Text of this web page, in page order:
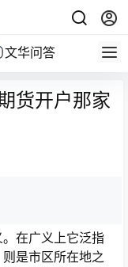
文华问答
货开户那家
在广义上它泛指
是市区所在地之